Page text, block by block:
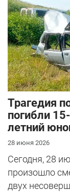
Трагедия
погибли
летний
28 июня 2026
Сегодня, 28
произошло
двух